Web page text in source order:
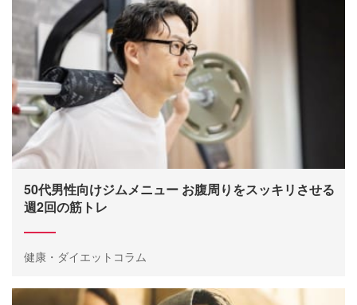
50代男性向けジムメニュー お腹周りをスッキリさせる
週2回の筋トレ
健康・ダイエットコラム